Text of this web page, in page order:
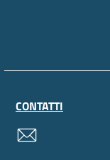
CONTATTI